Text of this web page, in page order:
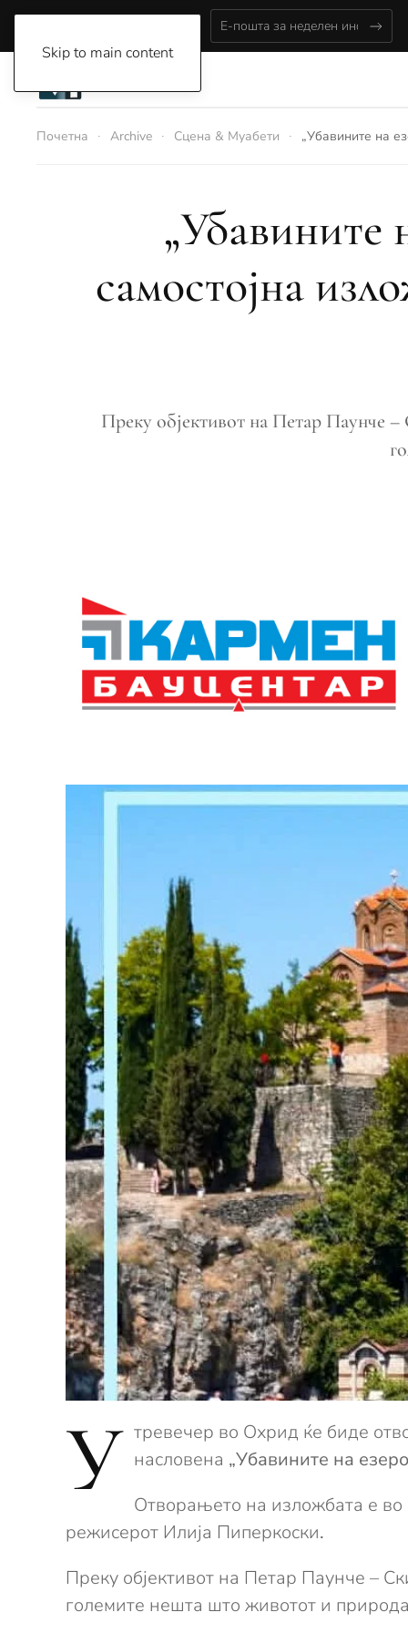
Skip to main content
Почетна Archive Сцена & Муабети „Убавините на
„Убавините
самостојна
Преку објективот на Петар Паунче –
У тревечер во Охрид ќе биде
насловена „Убавините на
Отворањето на изложбата е
режисерот Илија Пиперкоски.
Преку објективот на Петар Паунче –
големите нешта што животот и